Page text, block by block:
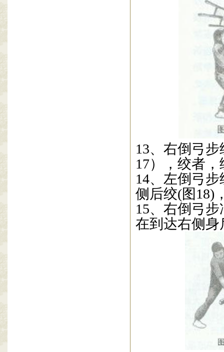
13、右倒弓
17），绞者
14、左倒弓
侧后绞(图18)
15、右倒弓
在到达右侧